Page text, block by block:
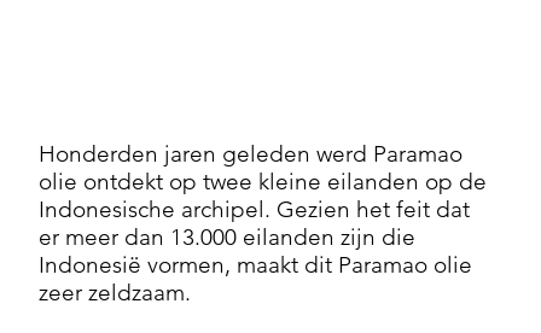
Honderden jaren geleden werd Paramao
olie ontdekt op twee kleine eilanden op de
Indonesische archipel. Gezien het feit dat
er meer dan 13.000 eilanden zijn die
Indonesië vormen, maakt dit Paramao olie
zeer zeldzaam.